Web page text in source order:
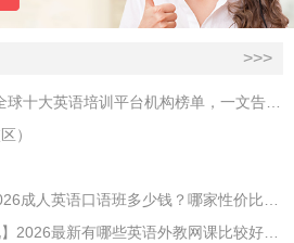
>>>
【16万人的经验贴】2022全球十大英语培训平台机构榜单，一文告诉你
）
石家庄职场人破局指南：2026成人英语口语班多少钱？哪家性价比高？
【用我踩过的坑给大家说说】2026最新有哪些英语外教网课比较好？哪家性价比高？